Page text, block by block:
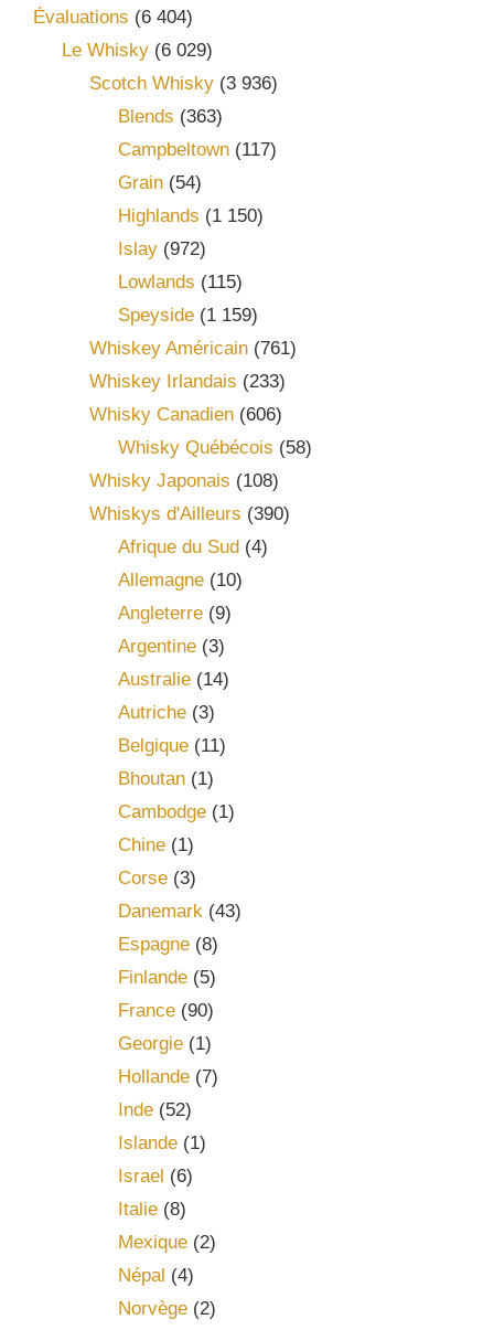
Évaluations (6 404)
Le Whisky(6 029)
Scotch Whisky (3 936)
Blends (363)
Campbeltown(117)
Grain(54)
Highlands (1 150)
Islay(972)
Lowlands (115)
Speyside(1 159)
Whiskey Américain (761)
Whiskey Irlandais (233)
Whisky Canadien (606)
Whisky Québécois (58)
Whisky Japonais (108)
Whiskys d'Ailleurs (390)
Afrique du Sud (4)
Allemagne(10)
Angleterre(9)
Argentine(3)
Australie(14)
Autriche(3)
Belgique(11)
Bhoutan(1)
Cambodge(1)
Chine(1)
Corse(3)
Danemark(43)
Espagne(8)
Finlande(5)
France(90)
Georgie(1)
Hollande(7)
Inde(52)
Islande(1)
Israel (6)
Italie(8)
Mexique(2)
Népal (4)
Norvège(2)